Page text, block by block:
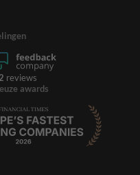
reviews
awards